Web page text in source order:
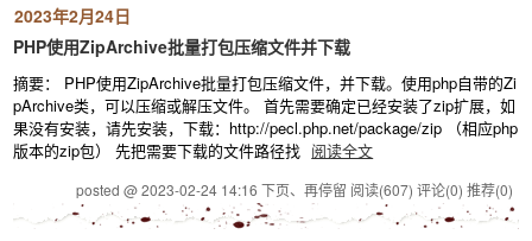
2023年2月24日
PHP使用ZipArchive批量打包压缩文件并下载
摘要： PHP使用ZipArchive批量打包压缩文件，并下载。使用php自带的Zi
pArchive类，可以压缩或解压文件。 首先需要确定已经安装了zip扩展，如
果没有安装，请先安装，下载：http://pecl.php.net/package/zip （相应php
版本的zip包） 先把需要下载的文件路径找 阅读全文
posted @ 2023-02-24 14:16 下页、再停留 阅读(607) 评论(0) 推荐(0)